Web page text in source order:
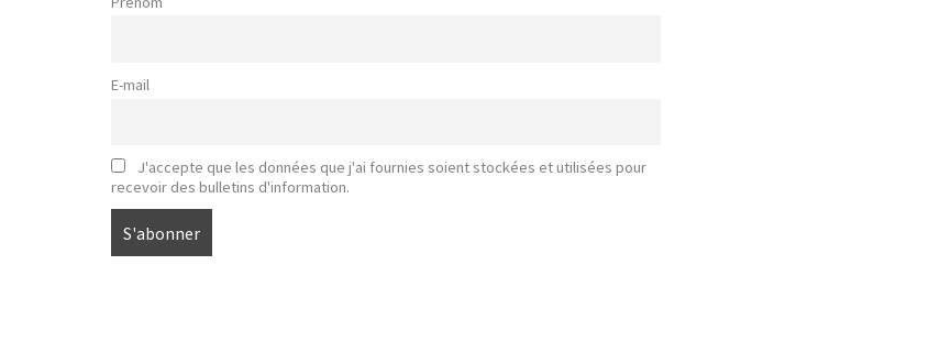
E-mail
J'accepte que les données que j'ai fournies soient stockées et utilisées pour
recevoir des bulletins d'information.